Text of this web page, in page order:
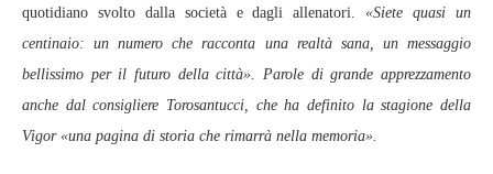
quotidiano svolto dalla società e dagli allenatori.«Siete quasi un
centinaio: un numero che racconta una realtà sana, un messaggio
bellissimo per il futuro della città». Parole di grande apprezzamento
anche dal consigliere Torosantucci, che ha definito la stagione della
Vigor «una pagina di storia che rimarrà nella memoria».